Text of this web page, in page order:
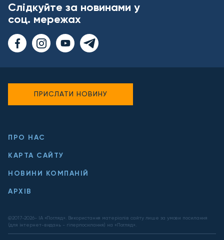
Слідкуйте за новинами у
соц. мережах
ПРО НАС
КАРТА САЙТУ
НОВИНИ КОМПАНІЙ
АРХІВ
@2017-2026- ІА «Погляд». Використання матеріалів сайту лише за умови посилання
(для інтернет-видань - гіперпосилання) на «Погляд».
ПРИСЛАТИ НОВИНУ